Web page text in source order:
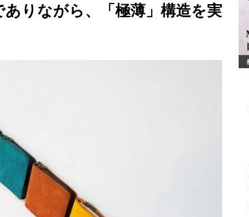
りながら、「極薄」構造を実